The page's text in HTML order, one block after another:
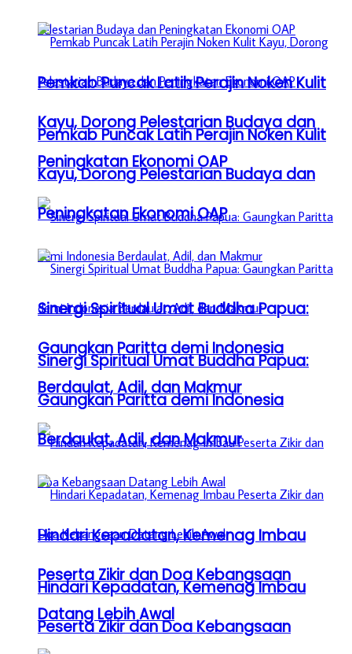
Pemkab Puncak Latih Perajin Noken Kulit
Kayu, Dorong Pelestarian Budaya dan
Peningkatan Ekonomi OAP
Sinergi Spiritual Umat Buddha Papua:
Gaungkan Paritta demi Indonesia
Berdaulat, Adil, dan Makmur
Hindari Kepadatan, Kemenag Imbau
Peserta Zikir dan Doa Kebangsaan
Datang Lebih Awal
Pemkab Puncak Latih Perajin Noken Kulit
Kayu, Dorong Pelestarian Budaya dan
Peningkatan Ekonomi OAP
Sinergi Spiritual Umat Buddha Papua:
Gaungkan Paritta demi Indonesia
Berdaulat, Adil, dan Makmur
Hindari Kepadatan, Kemenag Imbau
Peserta Zikir dan Doa Kebangsaan